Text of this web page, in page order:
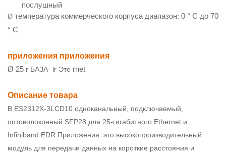
послушный
Ø температура коммерческого корпуса диапазон: 0 ° C до 70
° C
приложения приложения
Ø 25 г БАЗА- lr Эте rnet
Описание товара
В ES2312X-3LCD10 одноканальный, подключаемый,
оптоволоконный SFP28 для 25-гигабитного Ethernet и
Infiniband EDR Приложения. это высокопроизводительный
модуль для передачи данных на короткие расстояния и